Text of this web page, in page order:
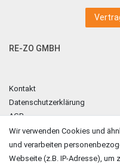
RE-ZO GMBH
Kontakt
Datenschutzerklärung
AGB
Impressum
ZAHLUNGSARTEN
Wir verwenden Cookies und
und verarbeiten
Webseite (z.B. IP-Adresse), um